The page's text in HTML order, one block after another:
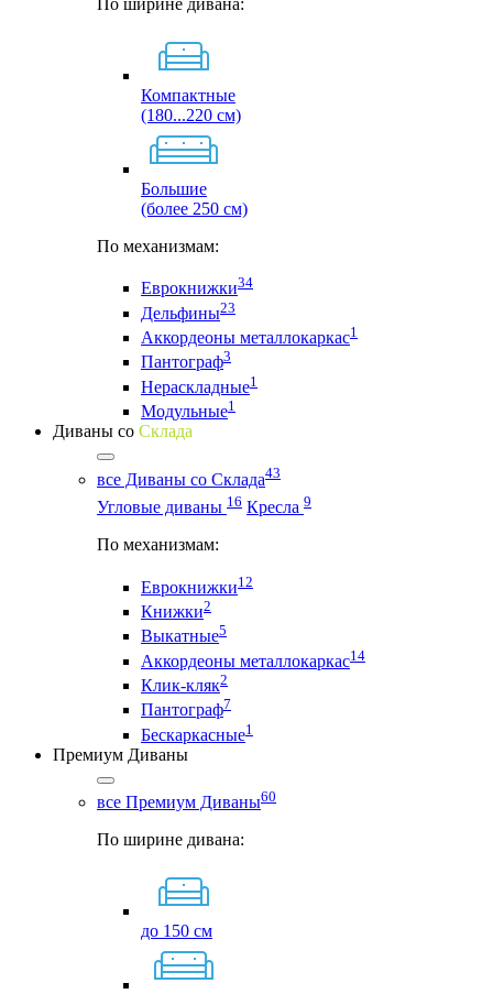
Компактные
(180...220 см)
Большие
(более 250 см)
По механизмам:
Еврокнижки34
Дельфины23
Аккордеоны металлокаркас1
Пантограф3
Нераскладные1
Модульные1
Диваны со Склада
все Диваны со Склада43
Угловые диваны 16 Кресла 9
По механизмам:
Еврокнижки12
Книжки2
Выкатные5
Аккордеоны металлокаркас14
Клик-кляк2
Пантограф7
Бескаркасные1
Премиум Диваны
все Премиум Диваны60
По ширине дивана:
до 150 см